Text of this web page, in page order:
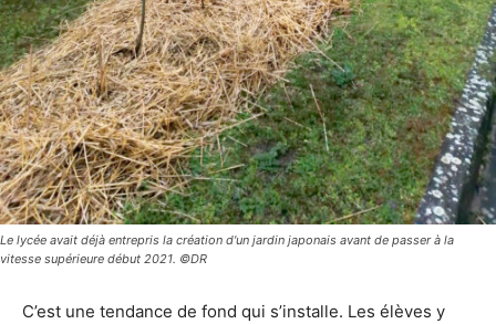
Le lycée avait déjà entrepris la création d'un jardin japonais avant de passer à la
vitesse supérieure début 2021. ©DR
C’est une tendance de fond qui s’installe. Les élèves y